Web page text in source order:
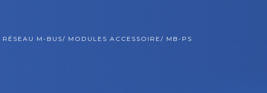
RÉSEAU M-BUS/ MODULES ACCESSOIRE / MB-PS